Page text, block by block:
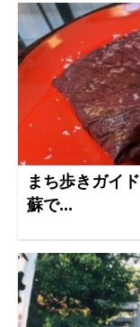
まち歩きガイ
蘇で...